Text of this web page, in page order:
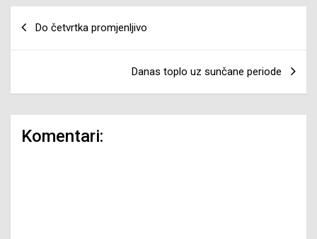
Do četvrtka promjenljivo
Danas toplo uz sunčane periode
Komentari: